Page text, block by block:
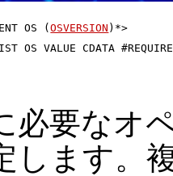
OS (OSVERSION
必要なオ
します。